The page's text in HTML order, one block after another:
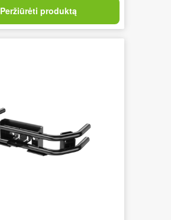
Peržiūrėti produktą